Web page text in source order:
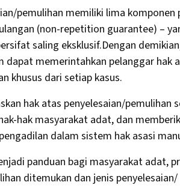
pemulihan memiliki lima
(non-repetition guarantee) –
saling eksklusif.Dengan
dapat memerintahkan pelanggar hak
khusus dari setiap kasus.
hak atas penyelesaian/
hak masyarakat adat, dan
dalam sistem hak asasi
panduan bagi masyarakat adat,
ditemukan dan jenis